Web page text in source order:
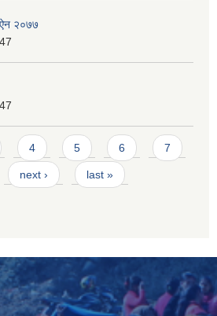
ऐन २०७७
4 5 6 7
next › last »